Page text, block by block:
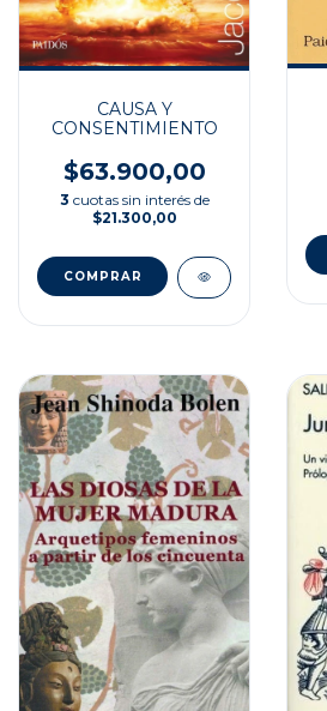
CAUSA Y
CONSENTIMIENTO
$63.900,00
3 cuotas sin interés de
$21.300,00